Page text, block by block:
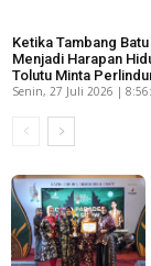
Ketika Tambang
Menjadi Harapan
Tolutu Minta
Senin, 27 Juli 2026 |